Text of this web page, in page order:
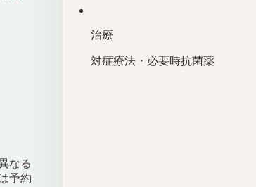
なる
予約
治療
対症療法・必要時抗菌薬